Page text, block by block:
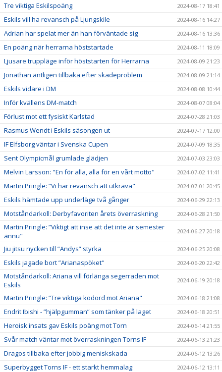
Tre viktiga Eskilspoäng 2024-08-17 18:41
Eskils vill ha revansch på Ljungskile 2024-08-16 14:27
Adrian har spelat mer än han förväntade sig 2024-08-16 13:36
En poäng när herrarna höststartade 2024-08-11 18:09
Ljusare truppläge inför höststarten för Herrarna 2024-08-09 21:23
Jonathan äntligen tillbaka efter skadeproblem 2024-08-09 21:14
Eskils vidare i DM 2024-08-08 10:44
Inför kvällens DM-match 2024-08-07 08:04
Förlust mot ett fysiskt Karlstad 2024-07-28 21:03
Rasmus Wendt i Eskils säsongen ut 2024-07-17 12:00
IF Elfsborg väntar i Svenska Cupen 2024-07-09 18:35
Sent Olympicmål grumlade glädjen 2024-07-03 23:03
Melvin Larsson: "En för alla, alla för en vårt motto" 2024-07-02 11:41
Martin Pringle: ”Vi har revansch att utkräva" 2024-07-01 20:45
Eskils hämtade upp underläge två gånger 2024-06-29 22:13
Motståndarkoll: Derbyfavoriten årets överraskning 2024-06-28 21:50
Martin Pringle: ”Viktigt att inse att det inte är semester
ännu"
2024-06-27 20:18
Jiu jitsu nycken till ”Andys” styrka 2024-06-25 20:08
Eskils jagade bort ”Arianaspöket" 2024-06-20 22:42
Motståndarkoll: Ariana vill förlänga segerraden mot
Eskils
2024-06-19 20:18
Martin Pringle: ”Tre viktiga kodord mot Ariana" 2024-06-18 21:08
Endrit Ibishi - ”hjälpgumman” som tänker på laget 2024-06-18 20:51
Heroisk insats gav Eskils poäng mot Torn 2024-06-14 21:55
Svår match väntar mot överraskningen Torns IF 2024-06-13 21:23
Dragos tillbaka efter jobbig meniskskada 2024-06-12 13:26
Superbygget Torns IF - ett starkt hemmalag 2024-06-12 13:11